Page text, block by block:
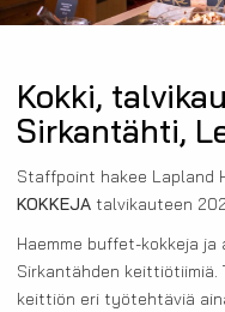
Kokki,
Sirkantähti,
Staffpoint hakee Lapland
KOKKEJA talvikauteen
Haemme buffet-kokkeja
Sirkantähden keittiötiimiä.
keittiön eri työtehtäviä